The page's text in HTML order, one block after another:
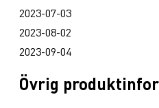
2023-07-03
2023-08-02
2023-09-04
Övrig